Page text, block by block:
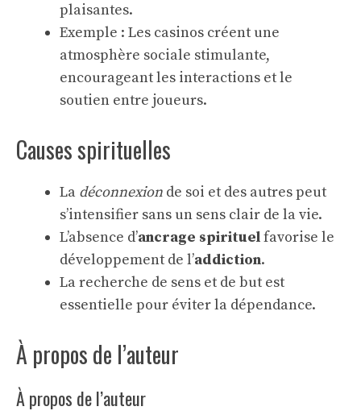
plaisantes.
Exemple : Les casinos créent une
atmosphère sociale stimulante,
encourageant les interactions et le
soutien entre joueurs.
Causes spirituelles
La déconnexion de soi et des autres peut
s’intensifier sans un sens clair de la vie.
L’absence d’ancrage spirituelfavorise le
développement de l’addiction.
La recherche de sens et de but est
essentielle pour éviter la dépendance.
À propos de l’auteur
À propos de l’auteur